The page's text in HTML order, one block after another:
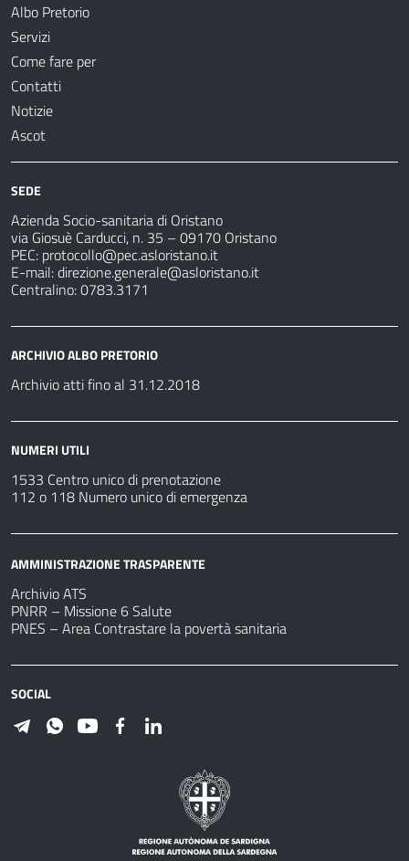
Albo Pretorio
Servizi
Come fare per
Contatti
Notizie
Ascot
SEDE
Azienda Socio-sanitaria di Oristano
via Giosuè Carducci, n. 35 – 09170 Oristano
PEC: protocollo@pec.asloristano.it
E-mail:direzione.generale@asloristano.it
Centralino: 0783.3171
ARCHIVIO ALBO PRETORIO
Archivio atti fino al 31.12.2018
NUMERI UTILI
1533 Centro unico di prenotazione
112 o 118 Numero unico di emergenza
AMMINISTRAZIONE TRASPARENTE
Archivio ATS
PNRR – Missione 6 Salute
PNES – Area Contrastare la povertà sanitaria
SOCIAL